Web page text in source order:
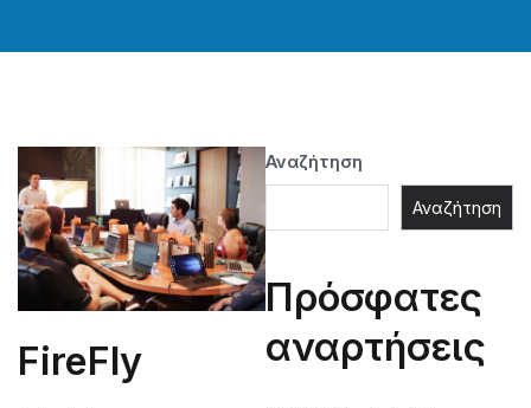
FireFly
Αναζήτηση
Αναζήτηση
Πρόσφατες
αναρτήσεις